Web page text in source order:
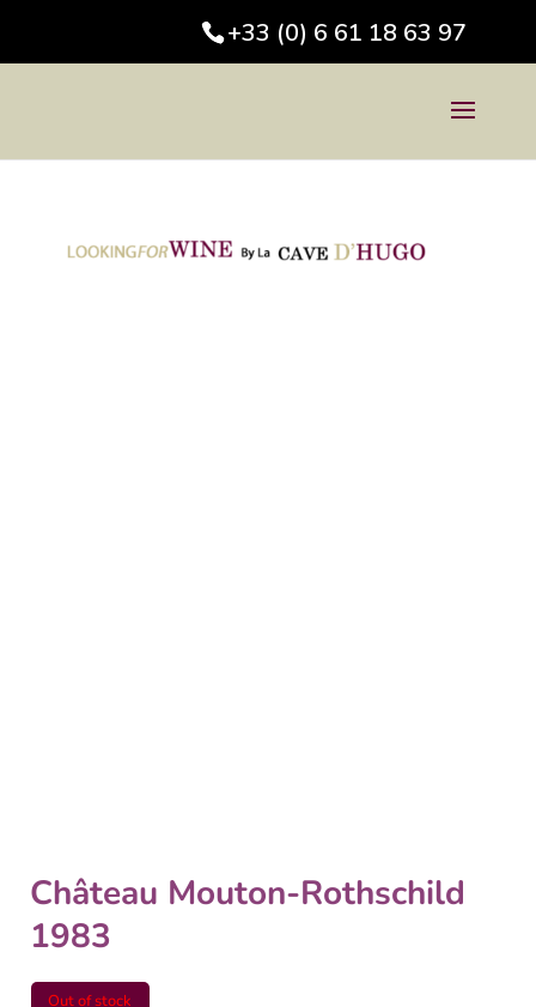
+33 (0) 6 61 18 63 97
Château Mouton-Rothschild
1983
Out of stock